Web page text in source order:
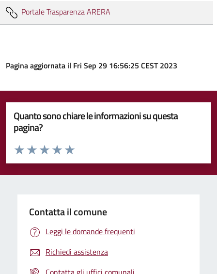
Portale Trasparenza ARERA
Pagina aggiornata il Fri Sep 29 16:56:25 CEST 2023
Quanto sono chiare le informazioni su questa
pagina?
Valuta da 1 a 5 stelle la pagina
Valuta 5 stelle su 5
Valuta 4 stelle su 5
Valuta 3 stelle su 5
Valuta 2 stelle su 5
Valuta 1 stelle su 5
Contatta il comune
Leggi le domande frequenti
Richiedi assistenza